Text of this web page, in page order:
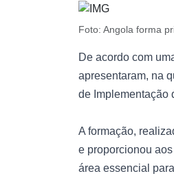
Foto: Angola forma
De acordo com
apresentaram, na
de Implementação
A formação,
e proporcionou
área essencial